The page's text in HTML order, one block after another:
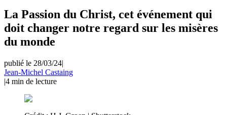
La Passion du Christ, cet événement qui
doit changer notre regard sur les misères
du monde
publié le 28/03/24|
Jean-Michel Castaing
|4 min de lecture